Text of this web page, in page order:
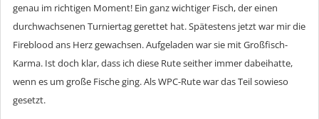
genau im richtigen Moment! Ein ganz wichtiger Fisch, der einen
durchwachsenen Turniertag gerettet hat. Spätestens jetzt war mir die
Fireblood ans Herz gewachsen. Aufgeladen war sie mit Großfisch-
Karma. Ist doch klar, dass ich diese Rute seither immer dabeihatte,
wenn es um große Fische ging. Als WPC-Rute war das Teil sowieso
gesetzt.